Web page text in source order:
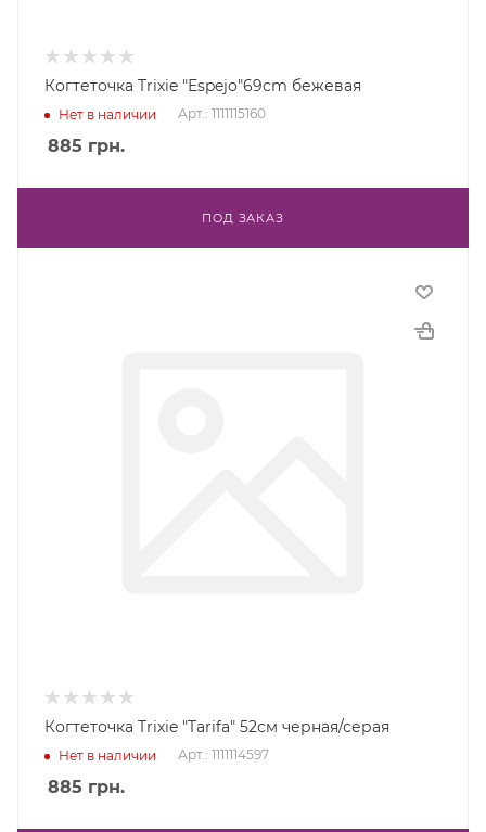
Когтеточка Trixie "Espejo"69cm бежевая
Нет в наличии Арт.: 1111115160
885 грн.
ПОД ЗАКАЗ
Когтеточка Trixie "Tarifa" 52см черная/серая
Нет в наличии Арт.: 1111114597
885 грн.